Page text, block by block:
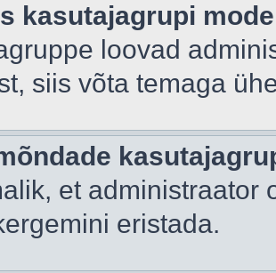
kasutajagrupi
loovad
siis võta temaga
et administraator
eristada.